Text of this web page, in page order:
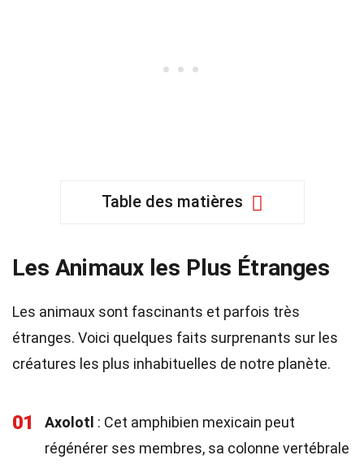
Table des matières
Les Animaux les Plus Étranges
Les animaux sont fascinants et parfois très
étranges. Voici quelques faits surprenants sur les
créatures les plus inhabituelles de notre planète.
01 Axolotl : Cet amphibien mexicain peut
régénérer ses membres, sa colonne vertébrale